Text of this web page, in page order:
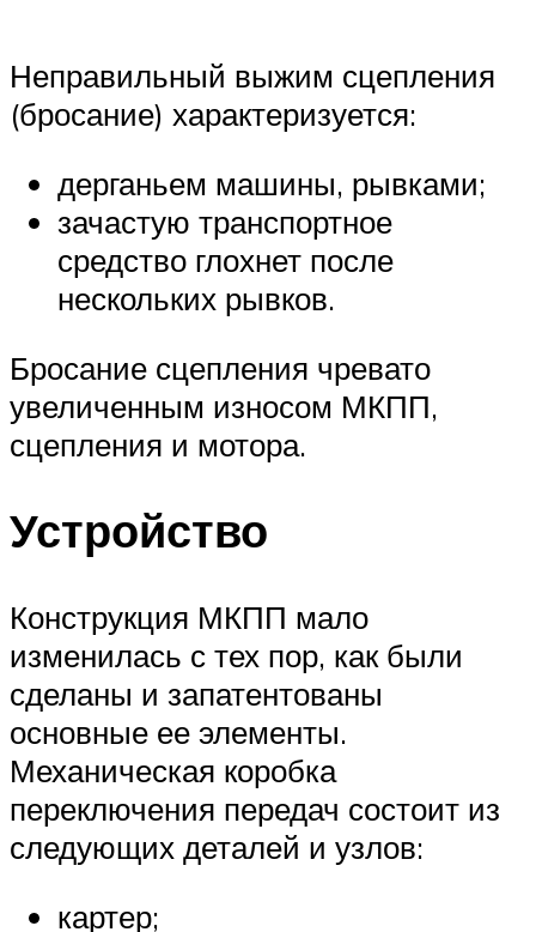
Неправильный выжим сцепления
(бросание) характеризуется:
дерганьем машины, рывками;
зачастую транспортное
средство глохнет после
нескольких рывков.
Бросание сцепления чревато
увеличенным износом МКПП,
сцепления и мотора.
Устройство
Конструкция МКПП мало
изменилась с тех пор, как были
сделаны и запатентованы
основные ее элементы.
Механическая коробка
переключения передач состоит из
следующих деталей и узлов:
картер;